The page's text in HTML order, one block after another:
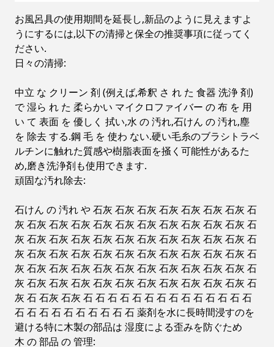
お風呂具の使用期間を延長し,新品のように見えますよ
うにするには,以下の清掃と保全の推奨事項に従ってく
ださい.
日々の清掃:
中立 な クリーン 剤 (例えば,希釈 さ れ た 食器 洗浄 剤)
で 湿ら れ た 柔らかい マイクロファイバー の 布 を 用
い て 表面 を 優しく 拭い,水 の 汚れ,石けん の 汚れ,塵
を 除去 する.鋼 毛 を 使わ ない.硬い毛糸のブラシトラベ
ルチンに触れた質感や樹脂表面を掻く可能性があるた
め,磨き洗浄剤も使用できます.
頑固な汚れ除去:
石けん の 汚れ や 石灰 石灰 石灰 石灰 石灰 石灰 石灰 石
灰 石灰 石灰 石灰 石灰 石灰 石灰 石灰 石灰 石灰 石灰 石
灰 石灰 石灰 石灰 石灰 石灰 石灰 石灰 石灰 石灰 石灰 石
灰 石灰 石灰 石灰 石灰 石灰 石灰 石灰 石灰 石灰 石灰 石
灰 石灰 石灰 石灰 石灰 石灰 石灰 石灰 石灰 石灰 石灰 石
灰 石灰 石灰 石灰 石灰 石灰 石灰 石灰 石灰 石灰 石灰 石
灰 石 石灰 石灰 石 石 石 石 石 石 石 石 石 石 石 石 石 石
石 石 石 石 石 石 石 石 石 石 薬剤を水に長時間浸すのを
避ける特に木製の部品は 湿度による歪みを防ぐため
木 の 部品 の 管理: